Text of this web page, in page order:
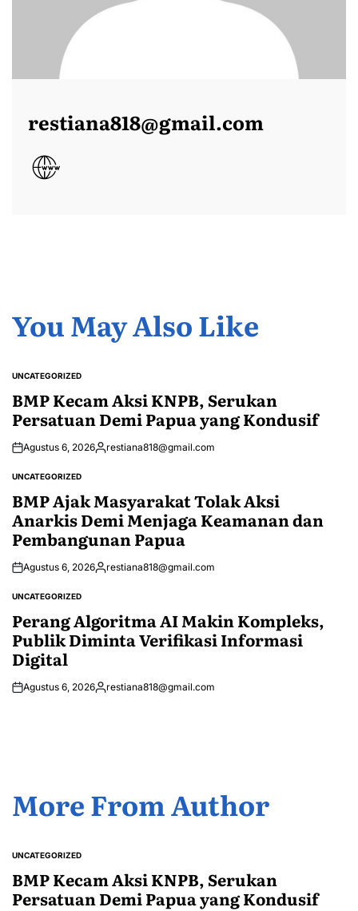
restiana818@gmail.com
You May Also Like
POSTED
UNCATEGORIZED
BMP Kecam Aksi KNPB, Serukan
Persatuan Demi Papua yang Kondusif
Agustus 6, 2026Posted
restiana818@gmail.com
POSTED
UNCATEGORIZED
BMP Ajak Masyarakat Tolak Aksi
Anarkis Demi Menjaga Keamanan dan
Pembangunan Papua
Agustus 6, 2026Posted
restiana818@gmail.com
POSTED
UNCATEGORIZED
Perang Algoritma AI Makin Kompleks,
Publik Diminta Verifikasi Informasi
Digital
Agustus 6, 2026Posted
restiana818@gmail.com
More From Author
POSTED
UNCATEGORIZED
BMP Kecam Aksi KNPB, Serukan
Persatuan Demi Papua yang Kondusif